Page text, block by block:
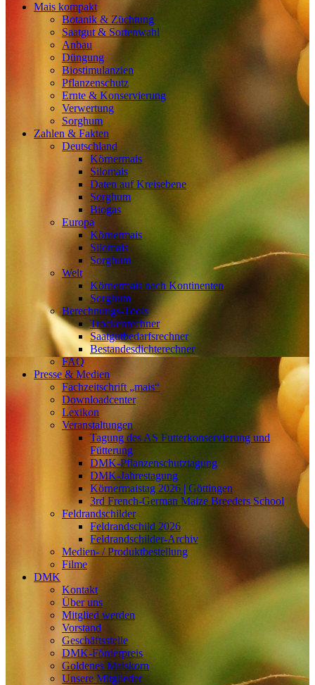
Mais kompakt
Botanik & Züchtung
Saatgut & Sortenwahl
Anbau
Düngung
Biostimulanzien
Pflanzenschutz
Ernte & Konservierung
Verwertung
Sorghum
Zahlen & Fakten
Deutschland
Körnermais
Silomais
Daten auf Kreisebene
Sorghum
Biogas
Europa
Körnermais
Silomais
Sorghum
Welt
Körnermais nach Kontinenten
Sorghum
Berechnungs-Tools
Trockenrechner
Saatgutbedarfsrechner
Bestandesdichterechner
FAQ
Presse & Medien
Fachzeitschrift „mais“
Downloadcenter
Lexikon
Veranstaltungen
Tagung des AS Futterkonservierung und
Fütterung
DMK-Pflanzenschutztagung
DMK-Jahrestagung
Körnermaistag 2026 | Göttingen
3rd French-German Maize Breeders School
Feldrandschilder
Feldrandschild 2026
Feldrandschilder-Archiv
Medien- / Produktbestellung
Filme
DMK
Kontakt
Über uns
Mitglied werden
Vorstand
Geschäftsstelle
DMK-Förderpreis
Goldenes Maiskorn
Unsere Mitglieder